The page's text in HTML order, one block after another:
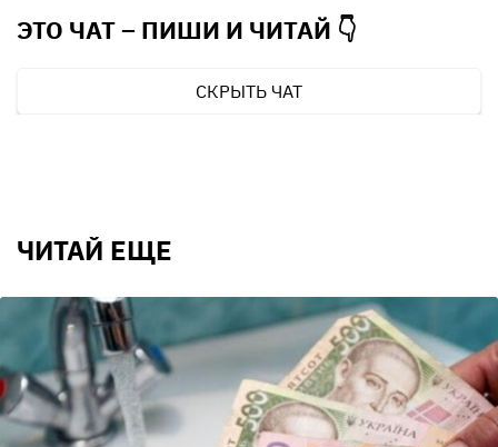
ЭТО ЧАТ – ПИШИ И ЧИТАЙ 👇
СКРЫТЬ ЧАТ
ЧИТАЙ ЕЩЕ